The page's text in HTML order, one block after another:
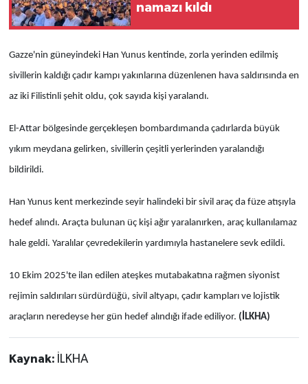
namazı kıldı
Gazze'nin güneyindeki Han Yunus kentinde, zorla yerinden edilmiş
sivillerin kaldığı çadır kampı yakınlarına düzenlenen hava saldırısında en
az iki Filistinli şehit oldu, çok sayıda kişi yaralandı.
El-Attar bölgesinde gerçekleşen bombardımanda çadırlarda büyük
yıkım meydana gelirken, sivillerin çeşitli yerlerinden yaralandığı
bildirildi.
Han Yunus kent merkezinde seyir halindeki bir sivil araç da füze atışıyla
hedef alındı. Araçta bulunan üç kişi ağır yaralanırken, araç kullanılamaz
hale geldi. Yaralılar çevredekilerin yardımıyla hastanelere sevk edildi.
10 Ekim 2025'te ilan edilen ateşkes mutabakatına rağmen siyonist
rejimin saldırıları sürdürdüğü, sivil altyapı, çadır kampları ve lojistik
araçların neredeyse her gün hedef alındığı ifade ediliyor. (İLKHA)
Kaynak: İLKHA